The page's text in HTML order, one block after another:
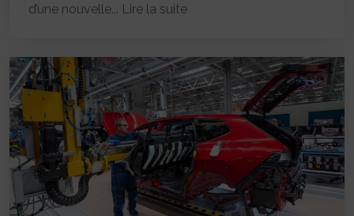
d’une nouvelle... Lire la suite